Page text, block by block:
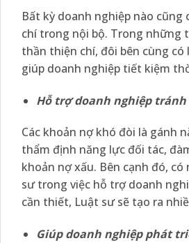
Bất kỳ doanh nghiệp nào
chí trong nội bộ. Trong những
thần thiện chí, đôi bên cùng
giúp doanh nghiệp tiết kiệm
Hỗ trợ doanh nghiệp
Các khoản nợ khó đòi là gánh
thẩm định năng lực đối tác,
khoản nợ xấu. Bên cạnh đó,
sư trong việc hỗ trợ doanh
cần thiết, Luật sư sẽ tạo ra
Giúp doanh nghiệp phát